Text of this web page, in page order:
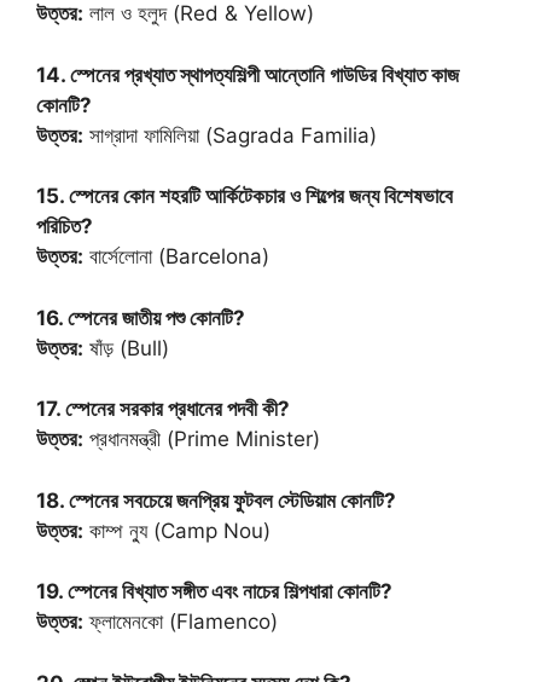
উত্তর: লাল ও হলুদ (Red & Yellow)
14. স্পেনের প্রখ্যাত স্থাপত্যশিল্পী আন্তোনি গাউডির বিখ্যাত কাজ
কোনটি?
উত্তর: সাগ্রাদা ফামিলিয়া (Sagrada Familia)
15. স্পেনের কোন শহরটি আর্কিটেকচার ও শিল্পের জন্য বিশেষভাবে
পরিচিত?
উত্তর: বার্সেলোনা (Barcelona)
16. স্পেনের জাতীয় পশু কোনটি?
উত্তর: ষাঁড় (Bull)
17. স্পেনের সরকার প্রধানের পদবী কী?
উত্তর: প্রধানমন্ত্রী (Prime Minister)
18. স্পেনের সবচেয়ে জনপ্রিয় ফুটবল স্টেডিয়াম কোনটি?
উত্তর: কাম্প ন্যু (Camp Nou)
19. স্পেনের বিখ্যাত সঙ্গীত এবং নাচের শিল্পধারা কোনটি?
উত্তর: ফ্লামেনকো (Flamenco)